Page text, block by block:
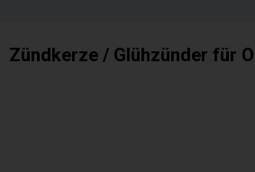
Zündkerze / Glühzünder für